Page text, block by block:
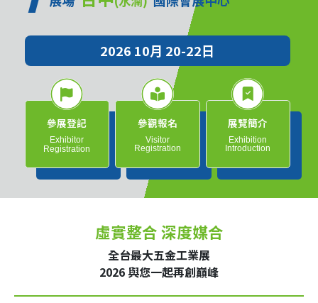
2026 10月 20-22日
參展登記
Exhibitor
Registration
參觀報名
Visitor
Registration
展覽簡介
Exhibition
Introduction
虛實整合 深度媒合
全台最大五金工業展
2026 與您一起再創巔峰